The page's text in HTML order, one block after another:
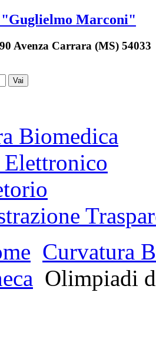
Marconi"
Avenza Carrara (MS) 54033
Vai
Biomedica
Curvatura
Olimpiadi